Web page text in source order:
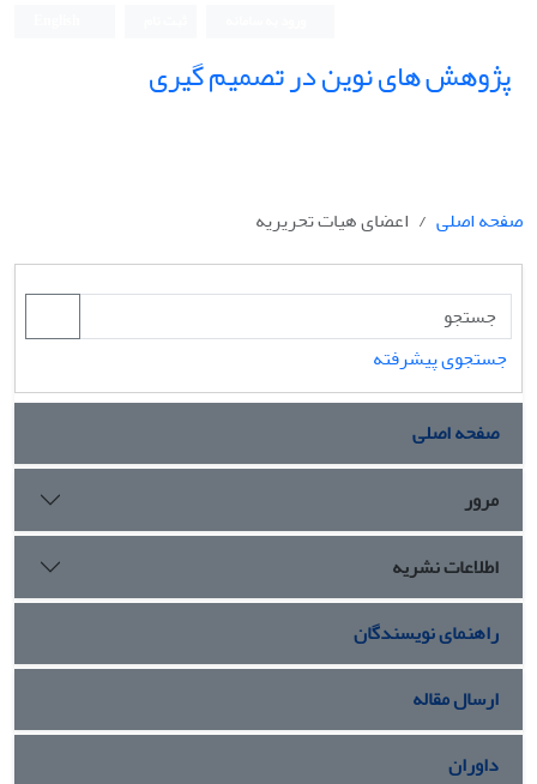
پژوهش های نوین در تصمیم گیری
صفحه اصلی اعضای هیات تحریریه
جستجوی پیشرفته
صفحه اصلی
مرور
اطلاعات نشریه
راهنمای نویسندگان
ارسال مقاله
داوران